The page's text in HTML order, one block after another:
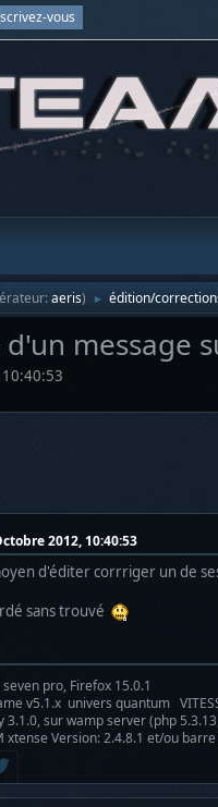
vous
aeris) ► édition/
message
2012, 10:40:53
d'éditer corrriger un de
sans trouvé
pro, Firefox 15.0.1
v5.1.x univers quantum
3.1.0, sur wamp server (php
xtense Version: 2.4.8.1 et/ou